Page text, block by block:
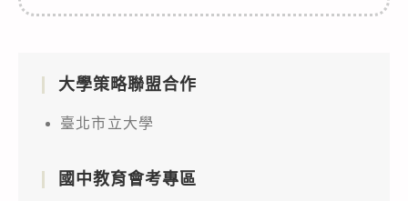
大學策略聯盟合作
臺北市立大學
國中教育會考專區